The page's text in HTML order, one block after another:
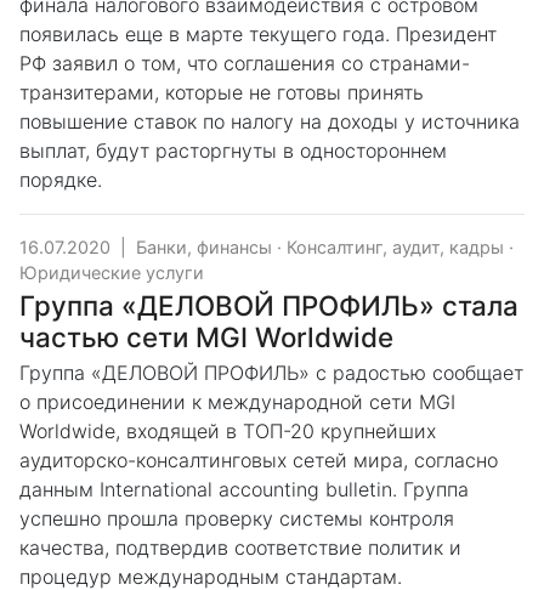
финала налогового взаимодействия с островом
появилась еще в марте текущего года. Президент
РФ заявил о том, что соглашения со странами-
транзитерами, которые не готовы принять
повышение ставок по налогу на доходы у источника
выплат, будут расторгнуты в одностороннем
порядке.
16.07.2020 Банки, финансы · Консалтинг, аудит, кадры ·
Юридические услуги
Группа «ДЕЛОВОЙ ПРОФИЛЬ» стала
частью сети MGI Worldwide
Группа «ДЕЛОВОЙ ПРОФИЛЬ» с радостью сообщает
о присоединении к международной сети MGI
Worldwide, входящей в ТОП-20 крупнейших
аудиторско-консалтинговых сетей мира, согласно
данным International accounting bulletin. Группа
успешно прошла проверку системы контроля
качества, подтвердив соответствие политик и
процедур международным стандартам.